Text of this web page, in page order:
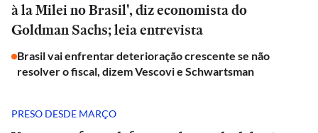
à la Milei no Brasil', diz economista do
Goldman Sachs; leia entrevista
Brasil vai enfrentar deterioração crescente se não
resolver o fiscal, dizem Vescovi e Schwartsman
PRESO DESDE MARÇO